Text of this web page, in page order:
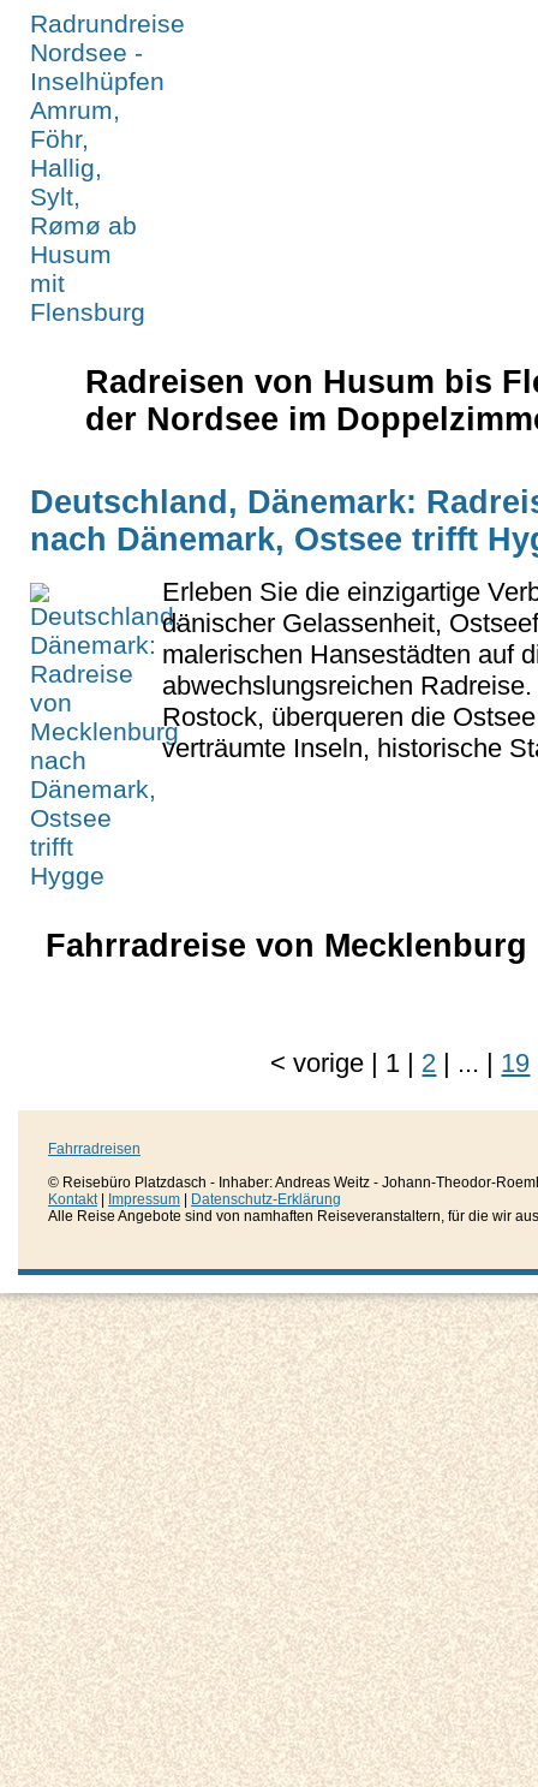
Radreisen von Husum bis
der Nordsee im
Deutschland, Dänemark:
nach Dänemark, Ostsee trifft
Erleben Sie die einzigartige
dänischer Gelassenheit,
malerischen Hansestädten auf
abwechslungsreichen
Rostock, überqueren die
verträumte Inseln, historische
Fahrradreise von Mecklenburg
<vorige | 1 | 2 | ... | 19
Fahrradreisen
© Reisebüro Platzdasch - Inhaber: Andreas Weitz - Johann-Theodor-
Kontakt| Impressum
Datenschutz-Erklärung
Alle Reise Angebote sind von namhaften Reiseveranstaltern, für die wir